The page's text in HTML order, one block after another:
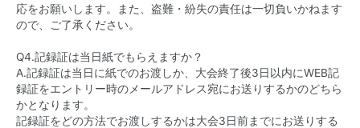
応をお願いします。また、盗難・紛失の責任は一切負いかねます
ので、ご了承ください。
Q4.記録証は当日紙でもらえますか？
A.記録証は当日に紙でのお渡しか、大会終了後3日以内にWEB記
録証をエントリー時のメールアドレス宛にお送りするかのどちら
かとなります。
記録証をどの方法でお渡しするかは大会3日前までにお送りする